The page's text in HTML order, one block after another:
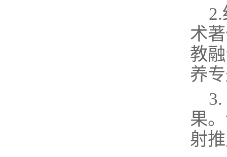
术
教
养
3
果。
射